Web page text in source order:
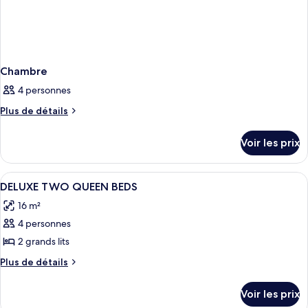
Chambre
4 personnes
Plus de détails
Plus
le
type
de
Chambre
Voir les prix
Afficher
toutes
les
photos
pour
ce
Une chambre d’hôtel avec deux
4
DELUXE TWO QUEEN BEDS
16 m²
4 personnes
2 grands lits
Plus de détails
Plus
Voir les prix